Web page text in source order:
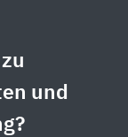
und